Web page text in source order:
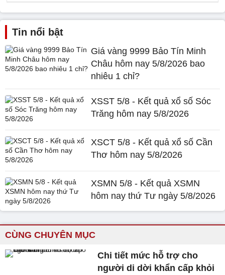
Tin nổi bật
Giá vàng 9999 Bảo Tín Minh
Châu hôm nay 5/8/2026 bao
nhiêu 1 chỉ?
XSST 5/8 - Kết quả xổ số Sóc
Trăng hôm nay 5/8/2026
XSCT 5/8 - Kết quả xổ số Cần
Thơ hôm nay 5/8/2026
XSMN 5/8 - Kết quả XSMN
hôm nay thứ Tư ngày 5/8/2026
CÙNG CHUYÊN MỤC
Chi tiết mức hỗ trợ cho
người di dời khẩn cấp khỏi